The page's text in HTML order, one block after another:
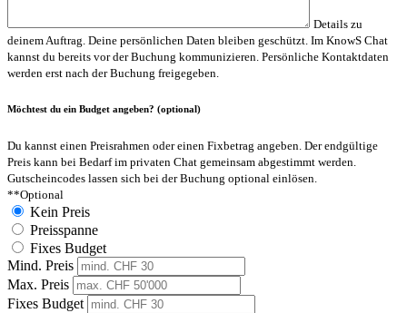
Details zu
deinem Auftrag. Deine persönlichen Daten bleiben geschützt. Im KnowS Chat
kannst du bereits vor der Buchung kommunizieren. Persönliche Kontaktdaten
werden erst nach der Buchung freigegeben.
Möchtest du ein Budget angeben? (optional)
Du kannst einen Preisrahmen oder einen Fixbetrag angeben. Der endgültige
Preis kann bei Bedarf im privaten Chat gemeinsam abgestimmt werden.
Gutscheincodes lassen sich bei der Buchung optional einlösen.
**Optional
Kein Preis
Preisspanne
Fixes Budget
Mind. Preis
Max. Preis
Fixes Budget